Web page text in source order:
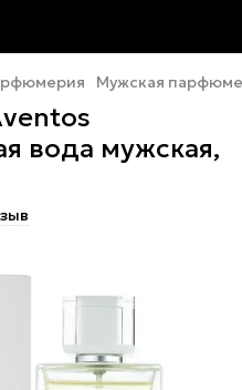
Мужская
вода мужская,